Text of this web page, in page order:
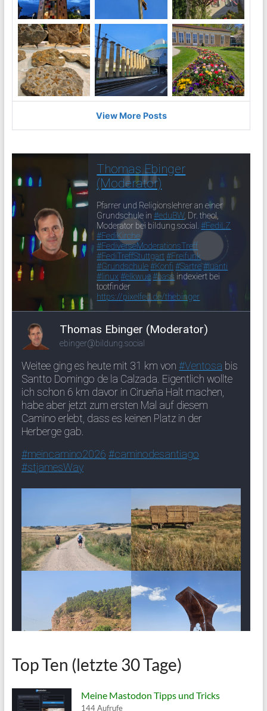
Top Ten (letzte 30 Tage)
Meine Mastodon Tipps und Tricks
144 Aufrufe